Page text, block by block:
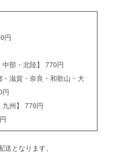
円
中部・北陸】 770円
・滋賀・奈良・和歌山・大
円
九州】 770円
となります。